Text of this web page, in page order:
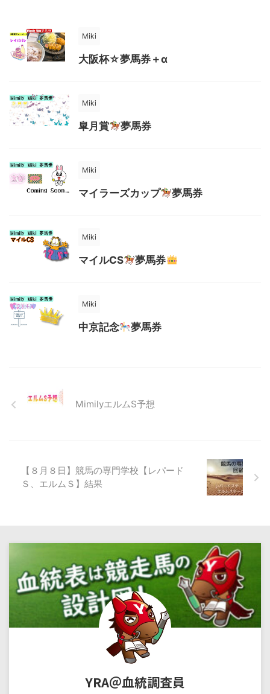
Miki
大阪杯☆夢馬券＋α
Miki
皐月賞 夢馬券
Miki
マイラーズカップ 夢馬券
Miki
マイルCS 夢馬券
Miki
中京記念 夢馬券
MimilyエルムS予想
【８月８日】競馬の専門学校【レパード
Ｓ、エルムＳ】結果
YRA＠血統調査員